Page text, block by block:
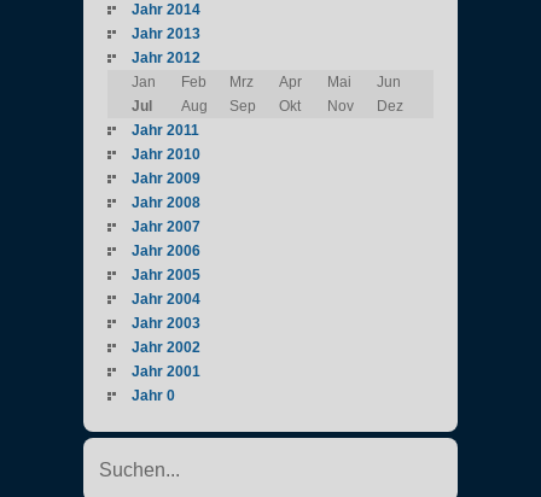
Jahr 2014
Jahr 2013
Jahr 2012
Jan
Feb Mrz Apr Mai
Jun
Jul
Aug Sep Okt Nov
Dez
Jahr 2011
Jahr 2010
Jahr 2009
Jahr 2008
Jahr 2007
Jahr 2006
Jahr 2005
Jahr 2004
Jahr 2003
Jahr 2002
Jahr 2001
Jahr 0